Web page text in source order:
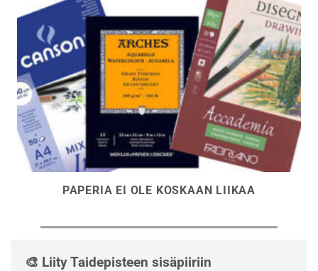
PAPERIA EI OLE KOSKAAN LIIKAA
🎨 Liity Taidepisteen sisäpiiriin